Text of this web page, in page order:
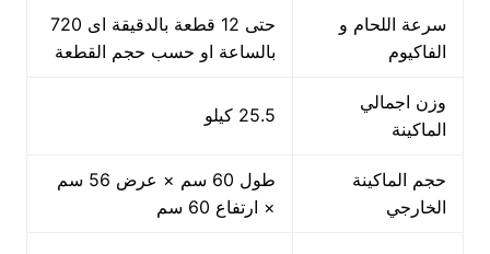
سرعة اللحام و
الفاكيوم
حتى 12 قطعة بالدقيقة اى 720
بالساعة او حسب حجم القطعة
وزن اجمالي
الماكينة
25.5 كيلو
حجم الماكينة
الخارجي
طول 60 سم × عرض 56 سم
× ارتفاع 60 سم